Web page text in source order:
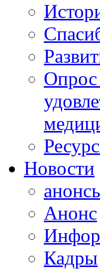
Опрос
Новости
Анонс
Кадры